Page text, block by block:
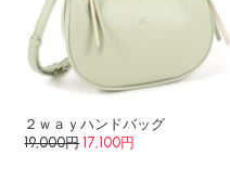
２ｗａｙハンドバッグ
19,000円 17,100円